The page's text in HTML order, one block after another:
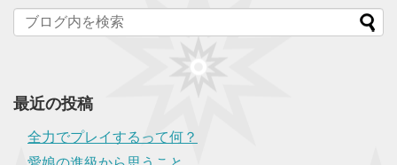
最近の投稿
全力でプレイするって何？